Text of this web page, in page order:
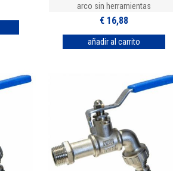
arco sin herramientas
€ 16,88